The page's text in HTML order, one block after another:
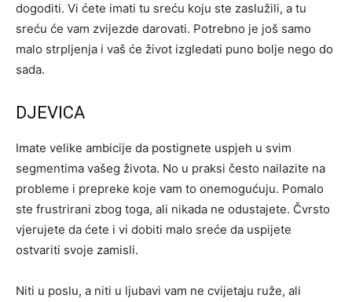
dogoditi. Vi ćete imati tu sreću koju ste zaslužili, a tu
sreću će vam zvijezde darovati. Potrebno je još samo
malo strpljenja i vaš će život izgledati puno bolje nego do
sada.
DJEVICA
Imate velike ambicije da postignete uspjeh u svim
segmentima vašeg života. No u praksi često nailazite na
probleme i prepreke koje vam to onemogućuju. Pomalo
ste frustrirani zbog toga, ali nikada ne odustajete. Čvrsto
vjerujete da ćete i vi dobiti malo sreće da uspijete
ostvariti svoje zamisli.
Niti u poslu, a niti u ljubavi vam ne cvijetaju ruže, ali